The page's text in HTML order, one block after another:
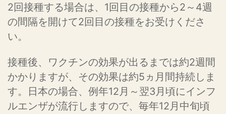
2回接種する場合は、1回目の接種から2～4週
の間隔を開けて2回目の接種をお受けくださ
い。
接種後、ワクチンの効果が出るまでは約2週間
かかりますが、その効果は約5ヵ月間持続しま
す。日本の場合、例年12月～翌3月頃にインフ
ルエンザが流行しますので、毎年12月中旬頃